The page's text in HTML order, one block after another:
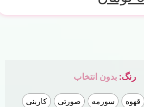
رنگ: بدون انتخاب
قهوه سورمه صورتی کاربنی